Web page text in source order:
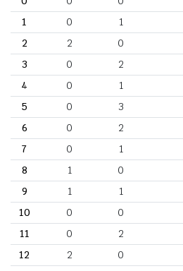
1
0 1
2
2 0
3
0 2
4
0 1
5
0 3
6
0 2
7
0 1
8
1 0
9
1 1
10
0 0
11
0 2
12
2 0